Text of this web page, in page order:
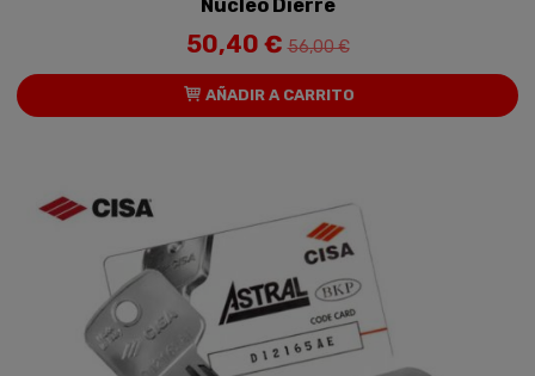
Núcleo Dierre
50,40 €56,00 €
AÑADIR A CARRITO